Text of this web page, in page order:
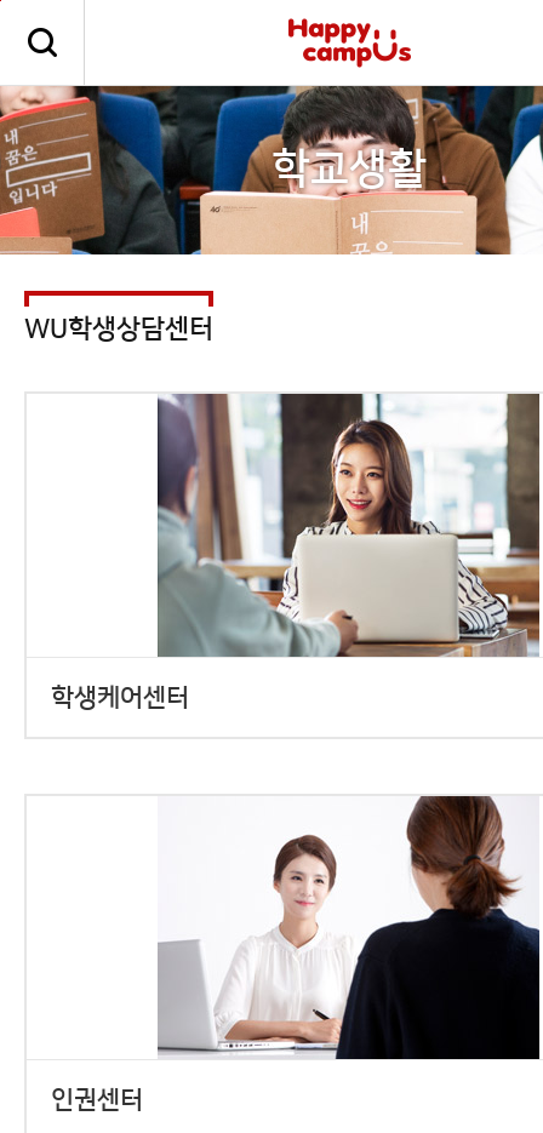
학교생활
WU학생상담센터
학생케어센터
인권센터